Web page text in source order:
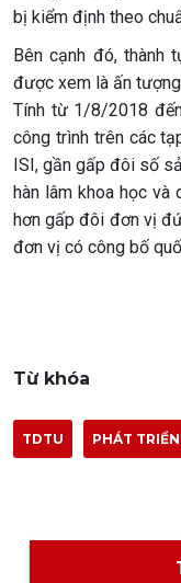
bị kiểm định theo
Bên cạnh đó, thành
được xem là ấn
Tính từ 1/8/2018
công trình trên các
ISI, gần gấp đôi số
hàn lâm khoa học và
hơn gấp đôi đơn vị
đơn vị có công bố
Từ khóa
TDTU PHÁT